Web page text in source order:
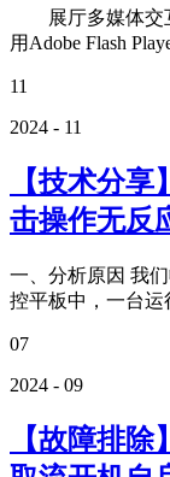
展厅多媒体交互
用Adobe Flash
11
2024 - 11
【技术分
击操作无反
一、分析原因 我
控平板中，一台运
07
2024 - 09
【故障排